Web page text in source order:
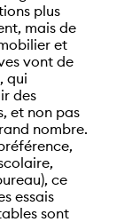
plus
mais de
et
vont de
qui
des
et non pas
nombre.
ce
essais
sont